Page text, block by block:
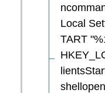
Local
TART